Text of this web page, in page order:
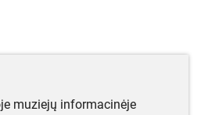
muziejų informacinėje